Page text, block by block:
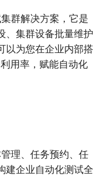
群解决方案，它是
、集群设备批量维护
以为您在企业内部搭
用率，赋能自动化
理、任务预约、任
建企业自动化测试全